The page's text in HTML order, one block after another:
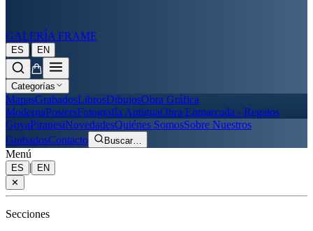
GALERÍA FRAME
ES | EN
Categorías
MapasGrabadosLibrosDibujosObra Gráfica
ModernaPostersFotografía AntiguaObra Enmarcada - Regalos
GoyaPiranesiNovedadesQuiénes SomosSobre Nuestros
GrabadosContacto Buscar…
Menú
ES |
EN
✕
Secciones